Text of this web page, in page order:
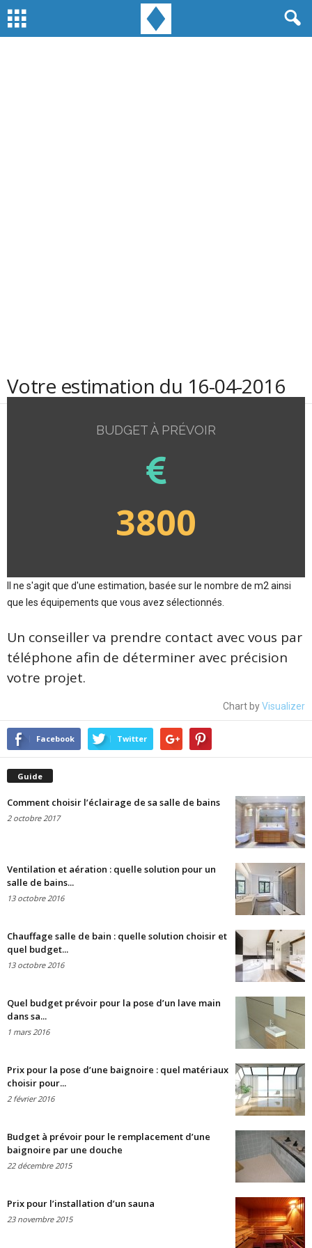
Votre estimation du 16-04-2016
BUDGET À PRÉVOIR
3800
Il ne s'agit que d'une estimation, basée sur le nombre de m2 ainsi
que les équipements que vous avez sélectionnés.
Un conseiller va prendre contact avec vous par
téléphone afin de déterminer avec précision
votre projet.
Chart byVisualizer
Facebook Twitter
Guide
Comment choisir l’éclairage de sa salle de bains
2 octobre 2017
Ventilation et aération : quelle solution pour un
salle de bains...
13 octobre 2016
Chauffage salle de bain : quelle solution choisir et
quel budget...
13 octobre 2016
Quel budget prévoir pour la pose d’un lave main
dans sa...
1 mars 2016
Prix pour la pose d’une baignoire : quel matériaux
choisir pour...
2 février 2016
Budget à prévoir pour le remplacement d’une
baignoire par une douche
22 décembre 2015
Prix pour l’installation d’un sauna
23 novembre 2015